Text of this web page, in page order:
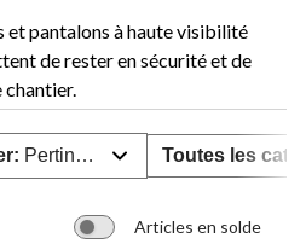
et pantalons à haute visibilité
de rester en sécurité et de
chantier.
Pertinence Toutes les
Articles en solde